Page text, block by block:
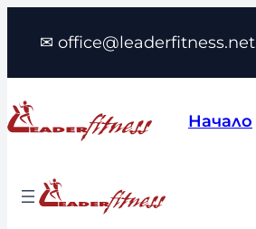
съдържанието
✉ office@leaderfitness.net
Начало